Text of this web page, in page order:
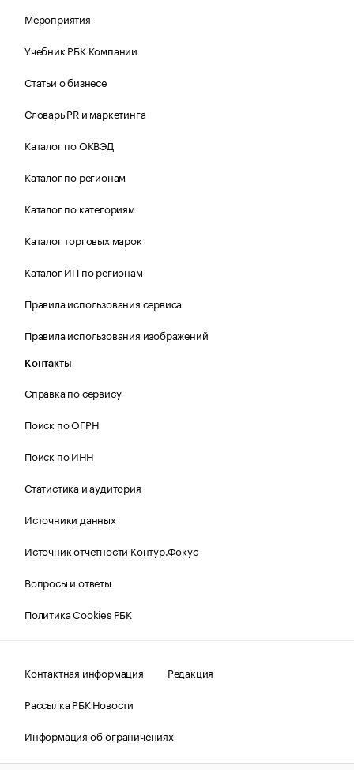
Мероприятия
Учебник РБК Компании
Статьи о бизнесе
Словарь PR и маркетинга
Каталог по ОКВЭД
Каталог по регионам
Каталог по категориям
Каталог торговых марок
Каталог ИП по регионам
Правила использования сервиса
Правила использования изображений
Контакты
Справка по сервису
Поиск по ОГРН
Поиск по ИНН
Статистика и аудитория
Источники данных
Источник отчетности Контур.Фокус
Вопросы и ответы
Политика Cookies РБК
Контактная информация
Редакция
Рассылка РБК Новости
Информация об ограничениях